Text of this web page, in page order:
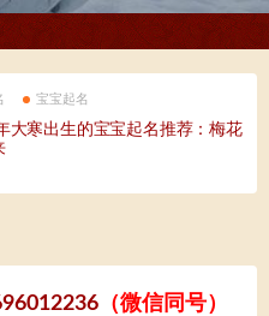
宝宝起名
大寒出生的宝宝起名推荐：梅花
（微信同号）